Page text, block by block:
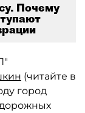
Почему
(читайте в
город